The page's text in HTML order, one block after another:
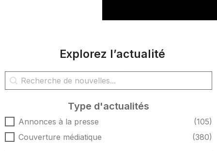
Explorez l’actualité
Rechercher des nouvelles
Rechercher du contenu
Type d'actualités
Type d'actualités
Annonces à la presse
(105)
Couverture médiatique
(380)